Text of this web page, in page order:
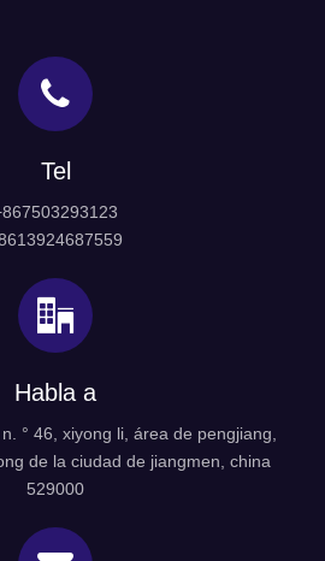
Tel
Habla a
° 46, xiyong li, área de pengjiang,
de la ciudad de jiangmen, china
529000